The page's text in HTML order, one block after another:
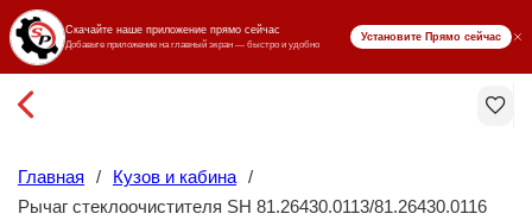
₸ KZT
Главная / Кузов и кабина /
Рычаг стеклоочистителя SH 81.26430.0113/81.26430.0116